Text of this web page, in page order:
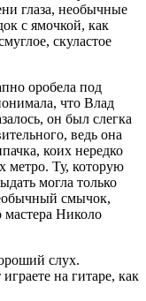
глаза, необычные
с ямочкой, как
скуластое
оробела под
что Влад
он был слегка
ведь она
коих нередко
метро. Ту, которую
могла только
смычок,
мастера Николо
слух.
на гитаре, как